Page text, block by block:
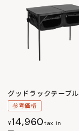
グッドラックテーブル
参考価格
¥14,960tax in